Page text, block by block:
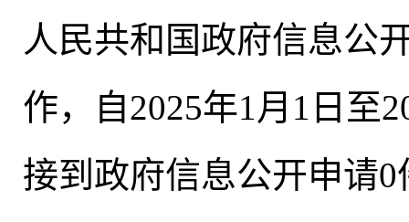
人民共和国政府信息公
作，自2025年1月1日至
接到政府信息公开申请0